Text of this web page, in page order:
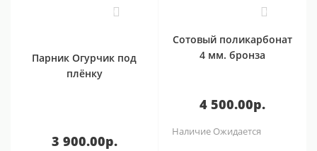
Парник Огурчик под
плёнку
3 900.00р.
Сотовый поликарбонат
4 мм. бронза
4 500.00р.
Наличие Ожидается